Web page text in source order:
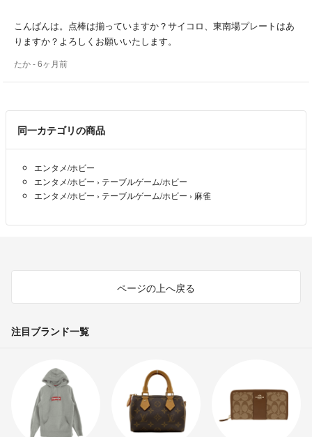
こんばんは。点棒は揃っていますか？サイコロ、東南場プレートはあ
りますか？よろしくお願いいたします。
たか- 6ヶ月前
同一カテゴリの商品
エンタメ/ホビー
エンタメ/ホビー › テーブルゲーム/ホビー
エンタメ/ホビー › テーブルゲーム/ホビー › 麻雀
ページの上へ戻る
注目ブランド一覧